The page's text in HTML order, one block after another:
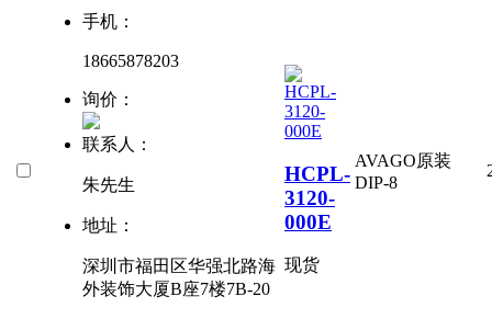
手机：
18665878203
询价：
联系人：
朱先生
地址：
深圳市福田区华强北路海
外装饰大厦B座7楼7B-20
HCPL-
3120-
000E
现货
AVAGO原装
DIP-8